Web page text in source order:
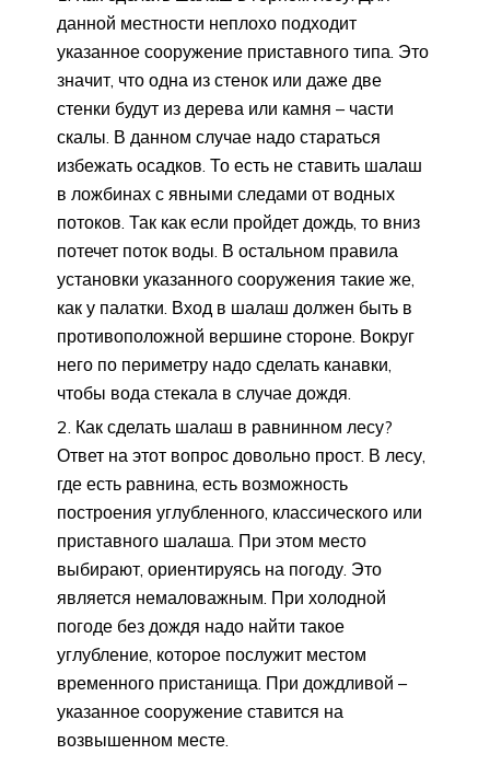
данной местности неплохо подходит
указанное сооружение приставного типа. Это
значит, что одна из стенок или даже две
стенки будут из дерева или камня – части
скалы. В данном случае надо стараться
избежать осадков. То есть не ставить шалаш
в ложбинах с явными следами от водных
потоков. Так как если пройдет дождь, то вниз
потечет поток воды. В остальном правила
установки указанного сооружения такие же,
как у палатки. Вход в шалаш должен быть в
противоположной вершине стороне. Вокруг
него по периметру надо сделать канавки,
чтобы вода стекала в случае дождя.
Как сделать шалаш в равнинном лесу?
Ответ на этот вопрос довольно прост. В лесу,
где есть равнина, есть возможность
построения углубленного, классического или
приставного шалаша. При этом место
выбирают, ориентируясь на погоду. Это
является немаловажным. При холодной
погоде без дождя надо найти такое
углубление, которое послужит местом
временного пристанища. При дождливой –
указанное сооружение ставится на
возвышенном месте.